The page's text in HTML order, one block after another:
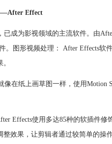
Effect
为影视领域的主流软件。由
。图形视频处理： After Effects
纸上画草图一样，使用Motion
Effects使用多达85种的软插件修
整效果，让剪辑者通过较简单的操